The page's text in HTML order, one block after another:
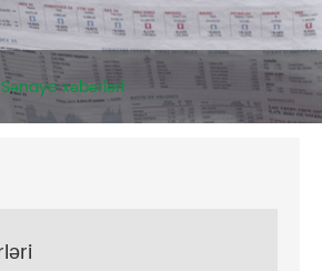
Sənaye xəbərləri